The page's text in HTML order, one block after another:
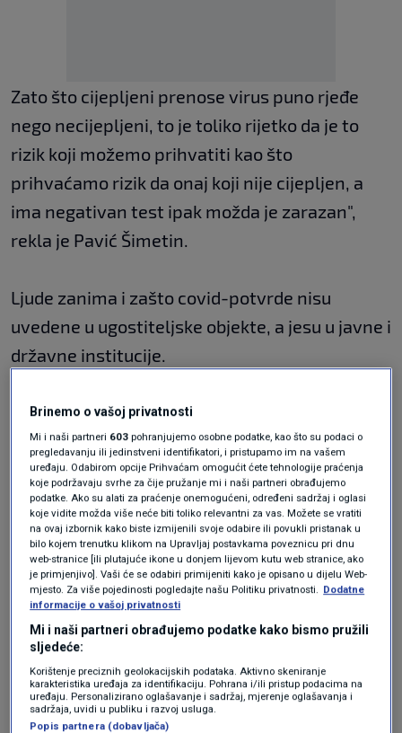
Zato što cijepljeni prenose virus puno rjeđe
nego necijepljeni, to je toliko rijetko da je to
rizik koji možemo prihvatiti kao što
prihvaćamo rizik da onaj koji nije cijepljen, a
ima negativan test ipak možda je zarazan",
rekla je Pavić Šimetin.
Ljude zanima i zašto covid-potvrde nisu
uvedene u ugostiteljske objekte, a jesu u javne i
državne institucije.
"To je pak sad dio koji se odnosi na ono što je
servis građanima, dakle što je država ili javna
uprava dužna pružiti građanima, gdje je
potrebno pružiti određenu veću razinu
sigurnosti nego što je to možda na drugim
nekim mjestima okupljanja gdje ljudi nisu
primorani ići, nego idu možda iz toga što to
žele. Naime, u javni servis svi idemo zato što je
to neka nužnost da nešto tamo obavimo", kaže.
O učinkovitosti cjepiva
Brinemo o vašoj privatnosti
Mi i naši partneri 603 pohranjujemo osobne podatke, kao što su podaci o
pregledavanju ili jedinstveni identifikatori, i pristupamo im na vašem
uređaju. Odabirom opcije Prihvaćam omogućit ćete tehnologije praćenja
koje podržavaju svrhe za čije pružanje mi i naši partneri obrađujemo
podatke. Ako su alati za praćenje onemogućeni, određeni sadržaj i oglasi
koje vidite možda više neće biti toliko relevantni za vas. Možete se vratiti
na ovaj izbornik kako biste izmijenili svoje odabire ili povukli pristanak u
bilo kojem trenutku klikom na Upravljaj postavkama poveznicu pri dnu
web-stranice [ili plutajuće ikone u donjem lijevom kutu web stranice, ako
je primjenjivo]. Vaši će se odabiri primijeniti kako je opisano u dijelu Web-
mjesto. Za više pojedinosti pogledajte našu Politiku privatnosti. Dodatne
informacije o vašoj privatnosti
Mi i naši partneri obrađujemo podatke kako bismo pružili
sljedeće:
Korištenje preciznih geolokacijskih podataka. Aktivno skeniranje
karakteristika uređaja za identifikaciju. Pohrana i/ili pristup podacima na
uređaju. Personalizirano oglašavanje i sadržaj, mjerenje oglašavanja i
sadržaja, uvidi u publiku i razvoj usluga.
Popis partnera (dobavljača)